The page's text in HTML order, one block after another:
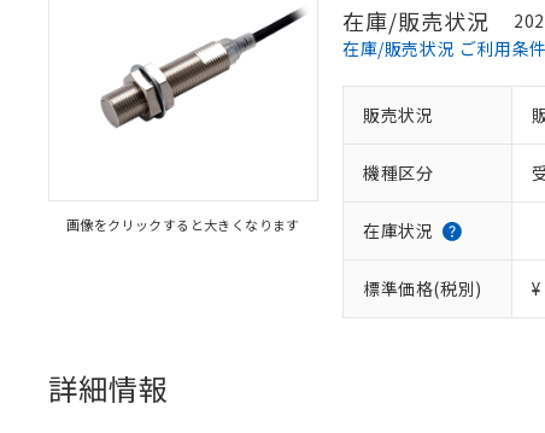
画像をクリックすると大きくなります
在庫/販売状況
在庫/販売状況 ご利用条件
販売状況
機種区分
在庫状況
標準価格(税別)
詳細情報